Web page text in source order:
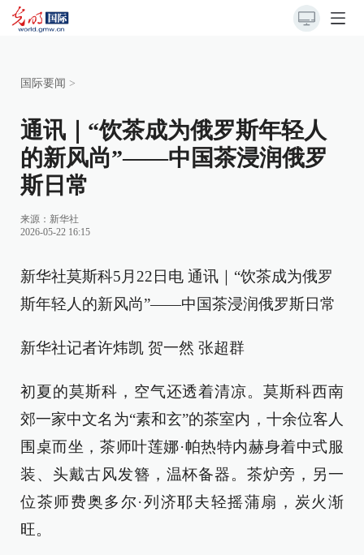
国际要闻 >
通讯｜“饮茶成为俄罗斯年轻人
的新风尚”——中国茶浸润俄罗
斯日常
来源： 新华社
2026-05-22 16:15
新华社莫斯科5月22日电 通讯｜“饮茶成为俄罗
斯年轻人的新风尚”——中国茶浸润俄罗斯日常
新华社记者许炜凯 贺一然 张超群
初夏的莫斯科，空气还透着清凉。莫斯科西南
郊一家中文名为“素和玄”的茶室内，十余位客人
围桌而坐，茶师叶莲娜·帕热特内赫身着中式服
装、头戴古风发簪，温杯备器。茶炉旁，另一
位茶师费奥多尔·列济耶夫轻摇蒲扇，炭火渐
旺。